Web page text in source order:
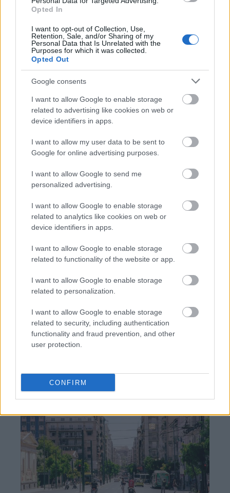
Opted In
I want to opt-out of Collection, Use,
Retention, Sale, and/or Sharing of my
Personal Data that Is Unrelated with the
Purposes for which it was collected.
Opted Out
Google consents
I want to allow Google to enable storage
related to advertising like cookies on web or
device identifiers in apps.
I want to allow my user data to be sent to
Google for online advertising purposes.
I want to allow Google to send me
personalized advertising.
I want to allow Google to enable storage
related to analytics like cookies on web or
device identifiers in apps.
I want to allow Google to enable storage
related to functionality of the website or app.
I want to allow Google to enable storage
related to personalization.
I want to allow Google to enable storage
related to security, including authentication
functionality and fraud prevention, and other
user protection.
CONFIRM
BEST OFINTERNET
αναβάθμιση - Γιατί ακυρώθηκε ο πρώτος
διαγωνισμός
Τζέφρι Μονκαντά: Ποιος είναι ο «εγκέφαλος» που
εμπιστεύτηκε ο Βαγγέλης Μαρινάκης
Μάριους Κράιγκερ Λιντ: Ο ποδοσφαιριστής που
παίζει στο Conference χωρίς δεξί χέρι (vid)!